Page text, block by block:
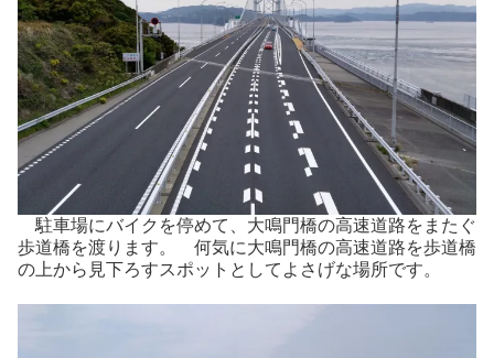
駐車場にバイクを停めて、大鳴門橋の高速道路をまたぐ
歩道橋を渡ります。 何気に大鳴門橋の高速道路を歩道橋
の上から見下ろすスポットとしてよさげな場所です。